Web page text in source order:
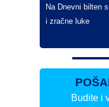
Na Dnevni bilten
i zračne luke
Budite i